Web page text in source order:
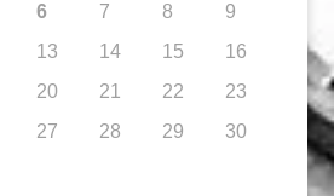
6 7 8
9
13 14 15
16
20 21 22
23
27 28 29
30